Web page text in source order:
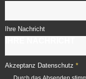
Ihre Nachricht
Akzeptanz Datenschutz *